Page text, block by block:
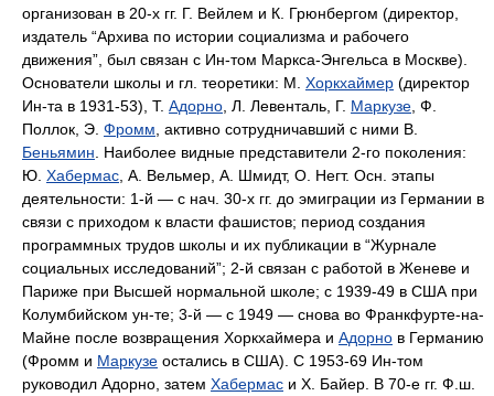
организован в 20-х гг. Г. Вейлем и К. Грюнбергом (директор,
издатель “Архива по истории социализма и рабочего
движения”, был связан с Ин-том Маркса-Энгельса в Москве).
Основатели школы и гл. теоретики: М. Хоркхаймер (директор
Ин-та в 1931-53), Т. Адорно , Л. Левенталь, Г. Маркузе , Ф.
Поллок, Э. Фромм , активно сотрудничавший с ними В.
Беньямин . Наиболее видные представители 2-го поколения:
Ю. Хабермас , А. Вельмер, А. Шмидт, О. Негт. Осн. этапы
деятельности: 1-й — с нач. 30-х гг. до эмиграции из Германии в
связи с приходом к власти фашистов; период создания
программных трудов школы и их публикации в “Журнале
социальных исследований”; 2-й связан с работой в Женеве и
Париже при Высшей нормальной школе; с 1939-49 в США при
Колумбийском ун-те; 3-й — с 1949 — снова во Франкфурте-на-
Майне после возвращения Хоркхаймера и Адорно в Германию
(Фромм и Маркузе остались в США). С 1953-69 Ин-том
руководил Адорно, затем Хабермас и X. Байер. В 70-е гг. Ф.ш.